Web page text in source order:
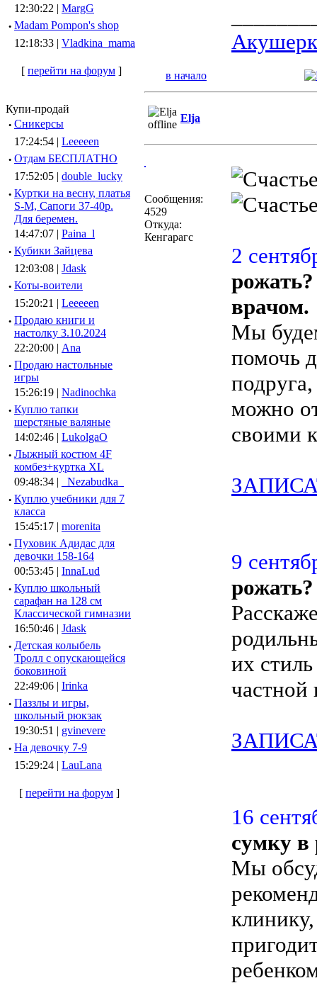
12:30:22 | MargG
· Madam Pompon's shop
12:18:33 | Vladkina_mama
[ перейти на форум ]
Купи-продай
· Сникерсы
17:24:54 | Leeeeen
· Отдам БЕСПЛАТНО
17:52:05 | double_lucky
· Куртки на весну, платья
S-M, Сапоги 37-40р.
Для беремен.
14:47:07 | Paina_l
· Кубики Зайцева
12:03:08 | Jdask
· Коты-воители
15:20:21 | Leeeeen
· Продаю книги и
настолку 3.10.2024
22:20:00 | Ana
· Продаю настольные
игры
15:26:19 | Nadinochka
· Куплю тапки
шерстяные валяные
14:02:46 | LukolgaO
· Лыжный костюм 4F
комбез+куртка XL
09:48:34 |
_Nezabudka_
· Куплю учебники для 7
класса
15:45:17 | morenita
· Пуховик Адидас для
девочки 158-164
00:53:45 | InnaLud
· Куплю школьный
сарафан на 128 см
Классической гимназии
16:50:46 | Jdask
· Детская колыбель
Тролл с опускающейся
боковиной
22:49:06 | Irinka
· Паззлы и игры,
школьный рюкзак
19:30:51 | gvinevere
· Hа девочку 7-9
15:29:24 | LauLana
[ перейти на форум ]
в начало
Elja
Сообщения:
4529
Откуда:
Кенгарагс
2
врачом.
Мы
помочь
можно
своими
9
их
16
сумку в
Мы